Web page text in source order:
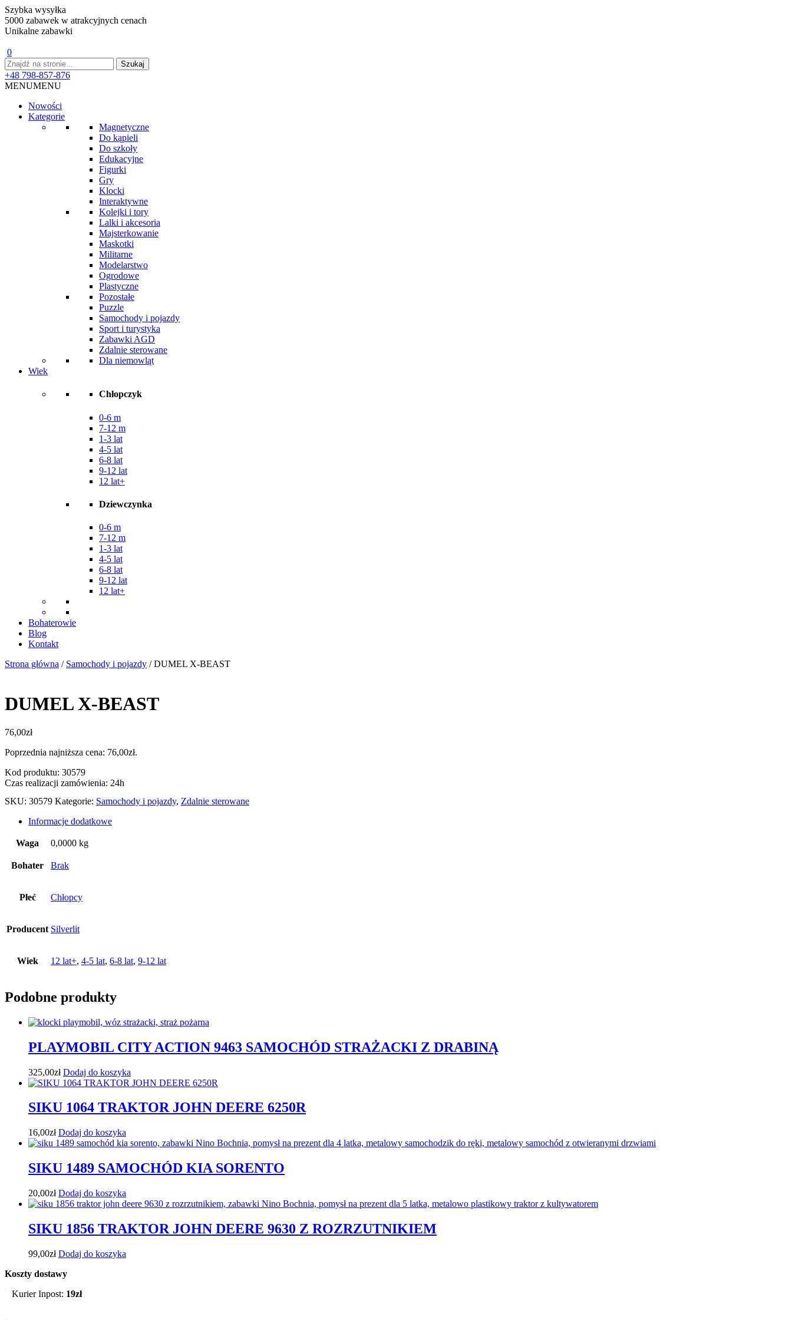
Szybka wysyłka
5000 zabawek w atrakcyjnych cenach
Unikalne zabawki
0
+48 798-857-876
MENUMENU
Nowości
Kategorie
Magnetyczne
Do kąpieli
Do szkoły
Edukacyjne
Figurki
Gry
Klocki
Interaktywne
Kolejki i tory
Lalki i akcesoria
Majsterkowanie
Maskotki
Militarne
Modelarstwo
Ogrodowe
Plastyczne
Pozostałe
Puzzle
Samochody i pojazdy
Sport i turystyka
Zabawki AGD
Zdalnie sterowane
Dla niemowląt
Wiek
Chłopczyk
0-6 m
7-12 m
1-3 lat
4-5 lat
6-8 lat
9-12 lat
12 lat+
Dziewczynka
0-6 m
7-12 m
1-3 lat
4-5 lat
6-8 lat
9-12 lat
12 lat+
Bohaterowie
Blog
Kontakt
Strona główna / Samochody i pojazdy / DUMEL X-BEAST
DUMEL X-BEAST
76,00zł
Poprzednia najniższa cena: 76,00zł.
Kod produktu: 30579
Czas realizacji zamówienia: 24h
SKU: 30579 Kategorie: Samochody i pojazdy, Zdalnie sterowane
Informacje dodatkowe
Waga 0,0000 kg
Bohater Brak
Płeć Chłopcy
Producent Silverlit
Wiek 12 lat+, 4-5 lat, 6-8 lat, 9-12 lat
Podobne produkty
PLAYMOBIL CITY ACTION 9463 SAMOCHÓD STRAŻACKI Z DRABINĄ
325,00zł Dodaj do koszyka
SIKU 1064 TRAKTOR JOHN DEERE 6250R
16,00zł Dodaj do koszyka
SIKU 1489 SAMOCHÓD KIA SORENTO
20,00zł Dodaj do koszyka
SIKU 1856 TRAKTOR JOHN DEERE 9630 Z ROZRZUTNIKIEM
99,00zł Dodaj do koszyka
Koszty dostawy
Kurier Inpost: 19zł